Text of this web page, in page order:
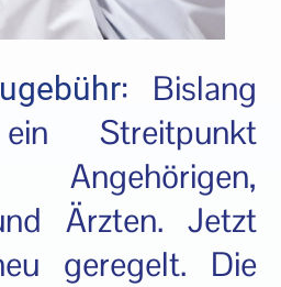
: Bislang
Streitpunkt
Ärzten. Jetzt
geregelt. Die